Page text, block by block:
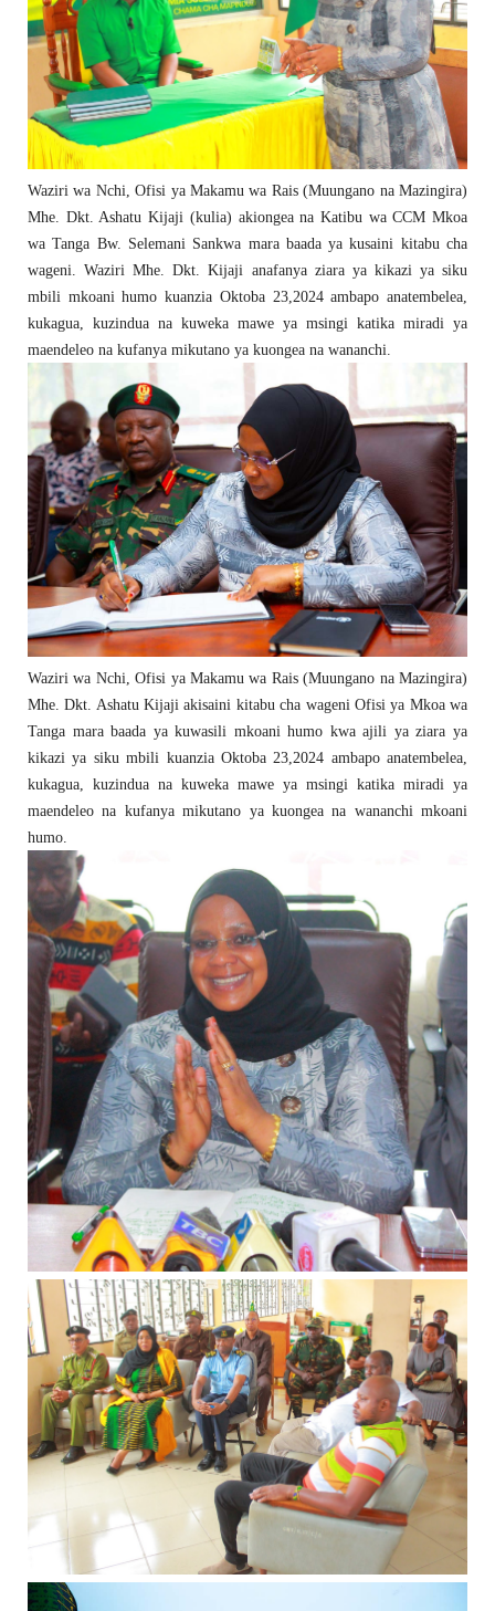
Waziri wa Nchi, Ofisi ya Makamu wa Rais (Muungano na Mazingira)
Mhe. Dkt. Ashatu Kijaji (kulia) akiongea na Katibu wa CCM Mkoa
wa Tanga Bw. Selemani Sankwa mara baada ya kusaini kitabu cha
wageni. Waziri Mhe. Dkt. Kijaji anafanya ziara ya kikazi ya siku
mbili mkoani humo kuanzia Oktoba 23,2024 ambapo anatembelea,
kukagua, kuzindua na kuweka mawe ya msingi katika miradi ya
maendeleo na kufanya mikutano ya kuongea na wananchi.
Waziri wa Nchi, Ofisi ya Makamu wa Rais (Muungano na Mazingira)
Mhe. Dkt. Ashatu Kijaji akisaini kitabu cha wageni Ofisi ya Mkoa wa
Tanga mara baada ya kuwasili mkoani humo kwa ajili ya ziara ya
kikazi ya siku mbili kuanzia Oktoba 23,2024 ambapo anatembelea,
kukagua, kuzindua na kuweka mawe ya msingi katika miradi ya
maendeleo na kufanya mikutano ya kuongea na wananchi mkoani
humo.